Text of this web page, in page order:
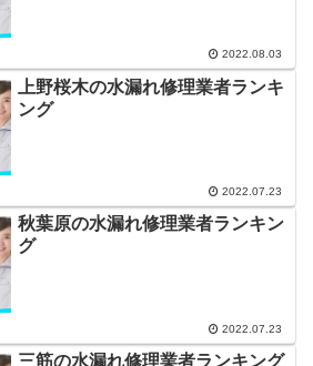
2022.08.03
上野桜木の水漏れ修理業者ランキ
ング
2022.07.23
秋葉原の水漏れ修理業者ランキン
グ
2022.07.23
三筋の水漏れ修理業者ランキング